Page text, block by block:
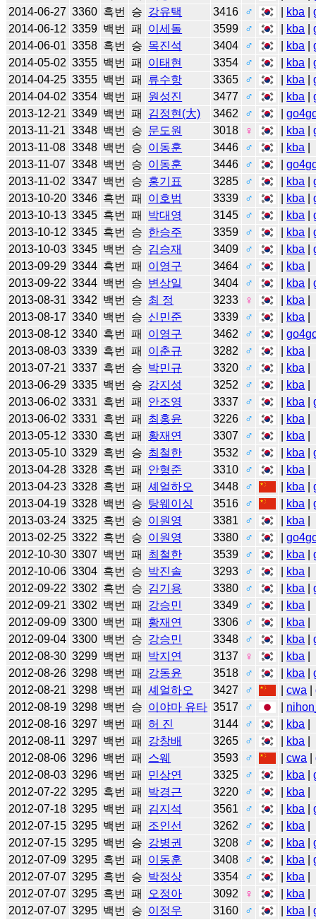
2014-06-27 3360 흑번 승 강유택 3416 ♂ kba |
2014-06-12 3359 백번 패 이세돌 3599 ♂ kba |
2014-06-01 3358 흑번 승 목진석 3404 ♂ kba |
2014-05-02 3355 백번 패 이태현 3354 ♂ kba |
2014-04-25 3355 백번 패 류수항 3365 ♂ kba |
2014-04-02 3354 백번 패 원성진 3477 ♂ kba |
2013-12-21 3349 백번 패 김정현(大) 3462 ♂ |
2013-11-21 3348 백번 승 문도원 3018 ♀ kba |
2013-11-08 3348 백번 승 이동훈 3446 ♂ kba
2013-11-07 3348 백번 승 이동훈 3446 ♂ |
2013-11-02 3347 백번 승 홍기표 3285 ♂ kba |
2013-10-20 3346 흑번 패 이호범 3339 ♂ kba |
2013-10-13 3345 흑번 패 박대영 3145 ♂ kba |
2013-10-12 3345 흑번 승 한승주 3359 ♂ kba |
2013-10-03 3345 백번 승 김승재 3409 ♂ kba |
2013-09-29 3344 흑번 패 이영구 3464 ♂ kba
2013-09-22 3344 백번 승 변상일 3404 ♂ kba |
2013-08-31 3342 백번 승 최 정 3233 ♀ kba
2013-08-17 3340 백번 승 신민준 3339 ♂ kba
2013-08-12 3340 흑번 패 이영구 3462 ♂ |
2013-08-03 3339 흑번 패 이춘규 3282 ♂ kba
2013-07-21 3337 흑번 승 박민규 3320 ♂ kba
2013-06-29 3335 백번 승 강지성 3252 ♂ kba
2013-06-02 3331 흑번 패 안조영 3337 ♂ kba |
2013-06-02 3331 흑번 패 최홍윤 3226 ♂ kba
2013-05-12 3330 흑번 패 황재연 3307 ♂ kba
2013-05-10 3329 흑번 승 최철한 3532 ♂ kba |
2013-04-28 3328 흑번 패 안형준 3310 ♂ kba
2013-04-23 3328 흑번 패 셰얼하오 3448 ♂ kba |
2013-04-19 3328 백번 승 탕웨이싱 3516 ♂ kba |
2013-03-24 3325 흑번 승 이원영 3381 ♂ kba
2013-02-25 3322 흑번 승 이원영 3380 ♂ |
2012-10-30 3307 백번 패 최철한 3539 ♂ kba |
2012-10-06 3304 흑번 승 박진솔 3293 ♂ kba
2012-09-22 3302 흑번 승 김기용 3380 ♂ kba |
2012-09-21 3302 백번 패 강승민 3349 ♂ kba
2012-09-09 3300 백번 패 황재연 3306 ♂ kba
2012-09-04 3300 백번 승 강승민 3348 ♂ kba |
2012-08-30 3299 백번 패 박지연 3137 ♀ kba
2012-08-26 3298 백번 패 강동윤 3518 ♂ kba |
2012-08-21 3298 백번 패 셰얼하오 3427 ♂ |cwa |
2012-08-19 3298 백번 승 이야마 유타 3517 ♂
2012-08-16 3297 백번 패 허 진 3144 ♂ kba
2012-08-11 3297 백번 패 강창배 3265 ♂ kba
2012-08-06 3296 백번 패 스웨 3593 ♂ |cwa |
2012-08-03 3296 백번 패 민상연 3325 ♂ kba |
2012-07-22 3295 흑번 패 박경근 3220 ♂ kba
2012-07-18 3295 백번 패 김지석 3561 ♂ kba |
2012-07-15 3295 백번 패 조인선 3262 ♂ kba
2012-07-15 3295 백번 승 강병권 3208 ♂ kba |
2012-07-09 3295 흑번 패 이동훈 3408 ♂ kba |
2012-07-07 3295 흑번 승 박정상 3354 ♂ kba
2012-07-07 3295 흑번 패 오정아 3092 ♀ kba
2012-07-07 3295 백번 승 이정우 3160 ♂ kba |